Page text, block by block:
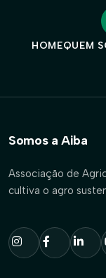
HOMEQUEM
Somos a Aiba
Associação de
cultiva o agro